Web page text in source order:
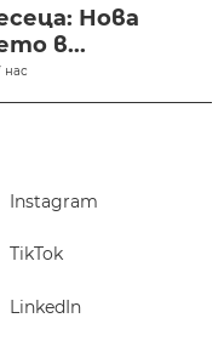
Нова
в...
нас
Instagram
TikTok
LinkedIn